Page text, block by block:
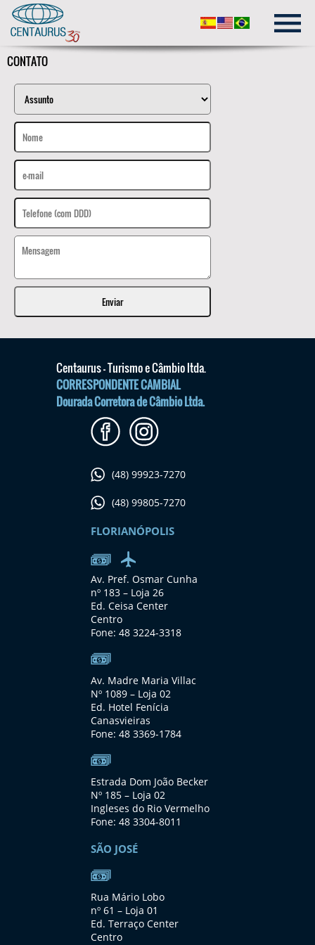
CONTATO
Centaurus - Turismo e Câmbio ltda.
CORRESPONDENTE CAMBIAL
Dourada Corretora de Câmbio Ltda.
(48) 99923-7270
(48) 99805-7270
FLORIANÓPOLIS
Av. Pref. Osmar Cunha
nº 183 – Loja 26
Ed. Ceisa Center
Centro
Fone: 48 3224-3318
Av. Madre Maria Villac
Nº 1089 – Loja 02
Ed. Hotel Fenícia
Canasvieiras
Fone: 48 3369-1784
Estrada Dom João Becker
Nº 185 – Loja 02
Ingleses do Rio Vermelho
Fone: 48 3304-8011
SÃO JOSÉ
Rua Mário Lobo
nº 61 – Loja 01
Ed. Terraço Center
Centro